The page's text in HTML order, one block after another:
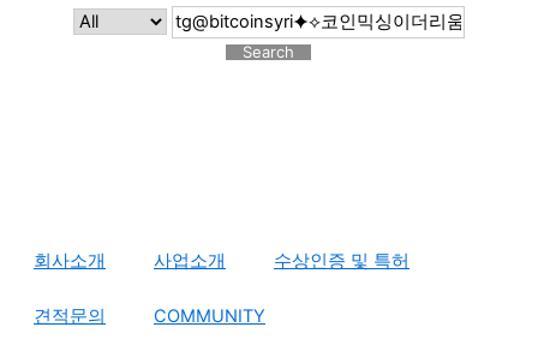
Search
회사소개 사업소개 수상인증 및 특허
견적문의
COMMUNITY